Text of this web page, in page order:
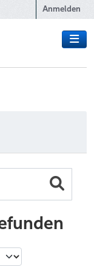
Anmelden